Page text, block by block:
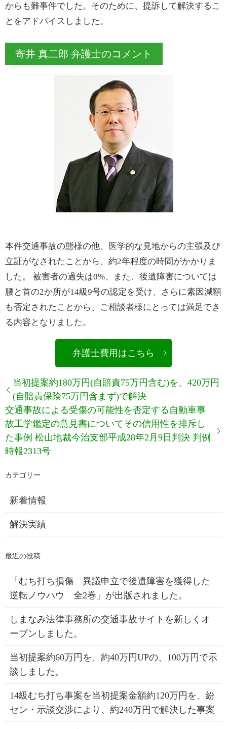
からも難事件でした。そのために、提訴して解決するこ
とをアドバイスしました。
寄井 真二郎 弁護士のコメント
本件交通事故の態様の他、医学的な見地からの主張及び
立証がなされたことから、約2年程度の時間がかかりま
した。 被害者の過失は0%、また、後遺障害については
腰と首の2か所が14級9号の認定を受け、さらに素因減額
も否定されたことから、ご相談者様にとっては満足でき
る内容となりました。
弁護士費用はこちら
当初提案約180万円(自賠責75万円含む)を、420万円
(自賠責保険75万円含まず)で解決
交通事故による受傷の可能性を否定する自動車事
故工学鑑定の意見書についてその信用性を排斥し
た事例 松山地裁今治支部平成28年2月9日判決 判例
時報2313号
新着情報
解決実績
「むち打ち損傷 異議申立で後遺障害を獲得した
逆転ノウハウ 全2巻」が出版されました。
しまなみ法律事務所の交通事故サイトを新しくオ
ープンしました。
当初提案約60万円を、約40万円UPの、100万円で示
談しました。
14級むち打ち事案を当初提案金額約120万円を、紛
セン・示談交渉により、約240万円で解決した事案